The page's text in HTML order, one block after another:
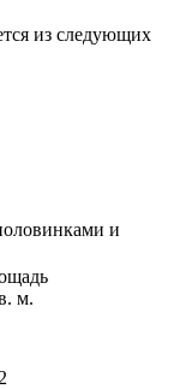
из следующих
и
м.